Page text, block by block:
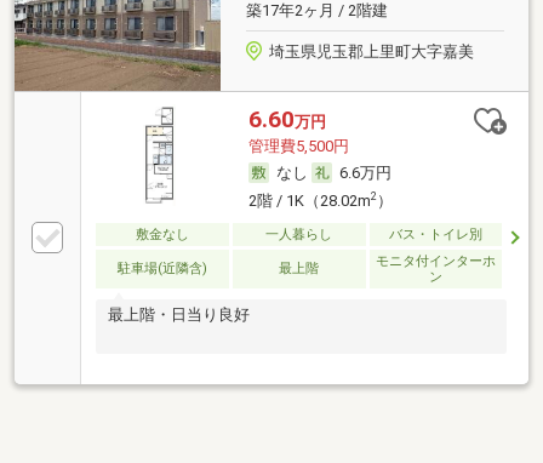
築17年2ヶ月 / 2階建
埼玉県児玉郡上里町大字嘉美
6.60万円
管理費5,500円
なし
6.6万円
2階 / 1K（28.02m2）
敷金なし 一人暮らし バス・トイレ別
駐車場(近隣含) 最上階
モニタ付インターホ
ン
最上階・日当り良好